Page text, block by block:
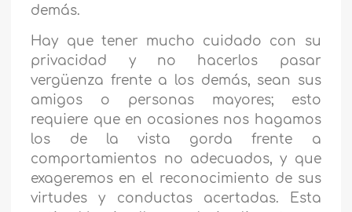
demás.
Hay que tener mucho cuidado con su
privacidad y no hacerlos pasar
vergüenza frente a los demás, sean sus
amigos o personas mayores; esto
requiere que en ocasiones nos hagamos
los de la vista gorda frente a
comportamientos no adecuados, y que
exageremos en el reconocimiento de sus
virtudes y conductas acertadas. Esta